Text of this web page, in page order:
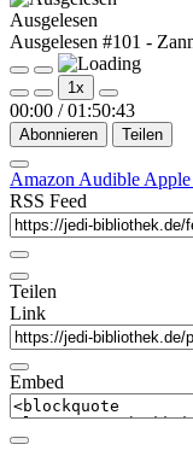
Ausgelesen
Ausgelesen #101 -
Play
Episode
Pause
Episode
1x
00:00 / 01:50:43
Abonnieren Teilen
Amazon Audible Apple
RSS Feed
Teilen
Link
Embed